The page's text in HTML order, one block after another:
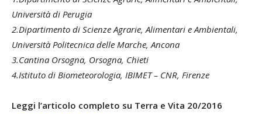
Università di Perugia
2.Dipartimento di Scienze Agrarie, Alimentari e Ambientali,
Università Politecnica delle Marche, Ancona
3.Cantina Orsogna, Orsogna, Chieti
4.Istituto di Biometeorologia, IBIMET – CNR, Firenze
Leggi l’articolo completo su Terra e Vita 20/2016